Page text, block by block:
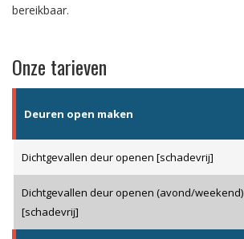
bereikbaar.
Onze tarieven
Deuren open maken
Dichtgevallen deur openen [schadevrij]
Dichtgevallen deur openen (avond/weekend)
[schadevrij]